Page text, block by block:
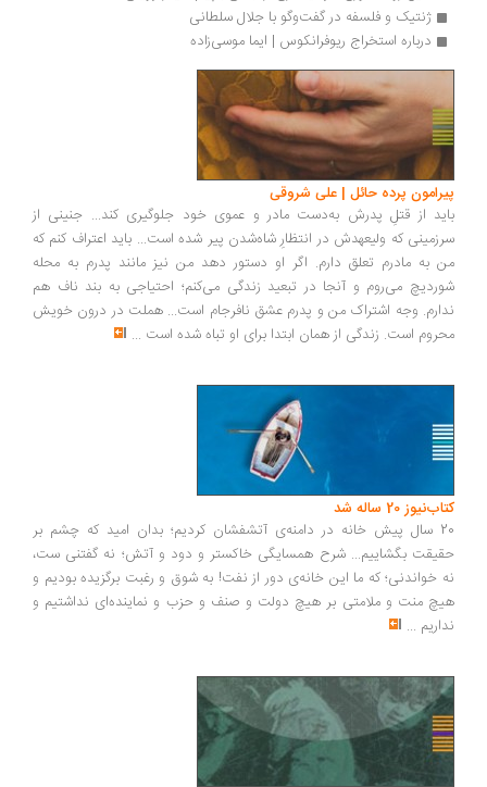
ژنتیک و فلسفه در گفت‌وگو با جلال سلطانی
درباره استخراج ریوفرانکوس | ایما موسی‌زاده
پیرامون پرده حائل | علی شروقی
باید از قتلِ پدرش به‌دست مادر و عموی خود جلوگیری کند... جنینی از
سرزمینی که ولیعهدش در انتظارِ شاه‌شدن پیر شده است... باید اعتراف کنم که
من به مادرم تعلق دارم. اگر او دستور دهد من نیز مانند پدرم به محله
شوردیچ می‌روم و آنجا در تبعید زندگی می‌کنم؛ احتیاجی به بند ناف هم
ندارم. وجه اشتراک من و پدرم عشق نافرجام است... هملت در درون خویش
محروم است. زندگی از همان ابتدا برای او تباه شده است ...
کتاب‌نیوز 20 ساله شد
20 سال پیش خانه در دامنه‌ی آتشفشان کردیم؛ بدان امید که چشم بر
حقیقت بگشاییم... شرح همسایگی خاکستر و دود و آتش؛ نه گفتنی ست،
نه خواندنی؛ که ما این خانه‌ی دور از نفت! به شوق و رغبت برگزیده بودیم و
هیچ منت و ملامتی بر هیچ دولت و صنف و حزب و نماینده‌ای نداشتیم و
نداریم ...